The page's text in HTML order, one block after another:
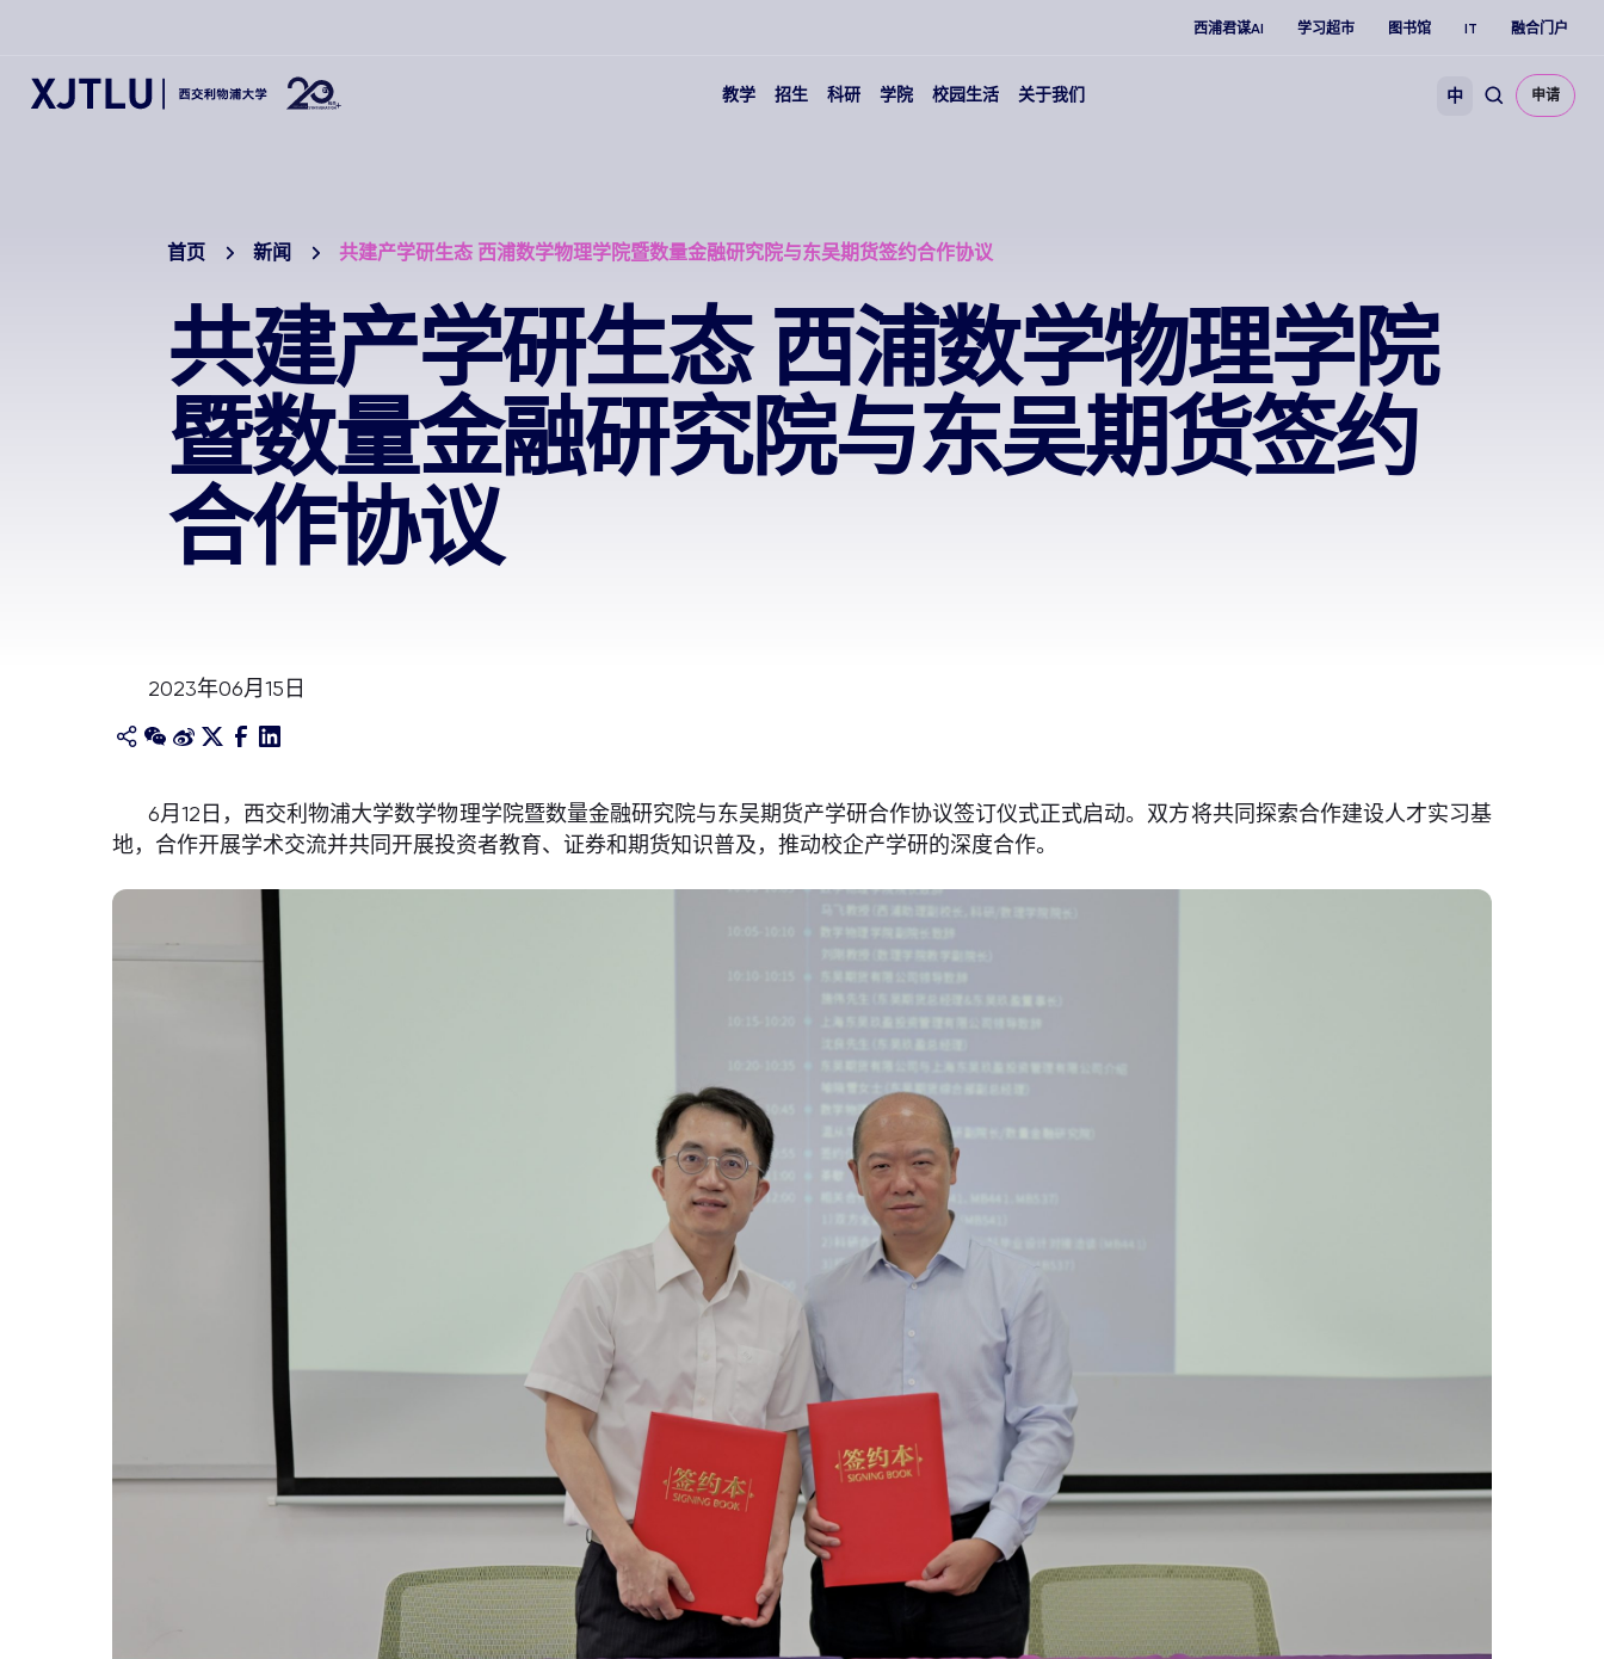
西浦君谋AI 学习超市 图书馆 IT 融合门户
教学 招生 科研 学院 校园生活 关于我们 中 申请
首页 新闻 共建产学研生态 西浦数学物理学院暨数量金融研究院与东吴期货签约合作协议
共建产学研生态 西浦数学物理学院
暨数量金融研究院与东吴期货签约
合作协议
2023年06月15日
6月12日，西交利物浦大学数学物理学院暨数量金融研究院与东吴期货产学研合作协议签订仪式正式启动。双方将共同探索合作建设人才实习基
地，合作开展学术交流并共同开展投资者教育、证券和期货知识普及，推动校企产学研的深度合作。